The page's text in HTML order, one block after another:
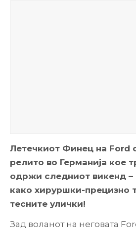
Летечкиот Финец на Ford
релито во Германија кое
одржи следниот викенд –
како хируршки-прецизно
тесните улички!
Зад воланот на неговата